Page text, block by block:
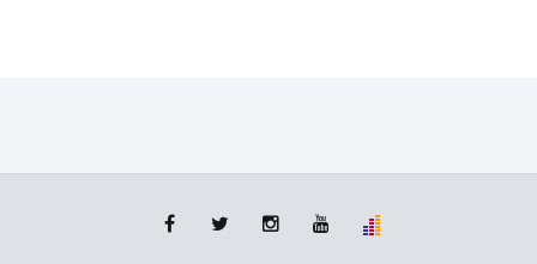
จังหวัดจันทบุรี และจังหวัดตราด เพื่อลดผลกระทบต่อภาค